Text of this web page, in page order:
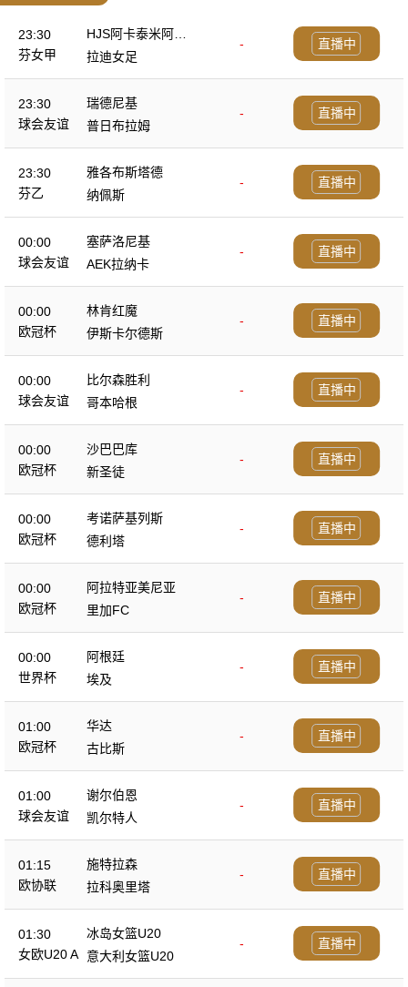
23:30
芬女甲
HJS阿卡泰米阿女
足
-
拉迪女足
直播中
23:30
球会友谊
瑞德尼基
-
普日布拉姆
直播中
23:30
芬乙
雅各布斯塔德
-
纳佩斯
直播中
00:00
球会友谊
塞萨洛尼基
-
AEK拉纳卡
直播中
00:00
欧冠杯
林肯红魔
-
伊斯卡尔德斯
直播中
00:00
球会友谊
比尔森胜利
-
哥本哈根
直播中
00:00
欧冠杯
沙巴巴库
-
新圣徒
直播中
00:00
欧冠杯
考诺萨基列斯
-
德利塔
直播中
00:00
欧冠杯
阿拉特亚美尼亚
-
里加FC
直播中
00:00
世界杯
阿根廷
-
埃及
直播中
01:00
欧冠杯
华达
-
古比斯
直播中
01:00
球会友谊
谢尔伯恩
-
凯尔特人
直播中
01:15
欧协联
施特拉森
-
拉科奥里塔
直播中
01:30
女欧U20 A
冰岛女篮U20
-
意大利女篮U20
直播中